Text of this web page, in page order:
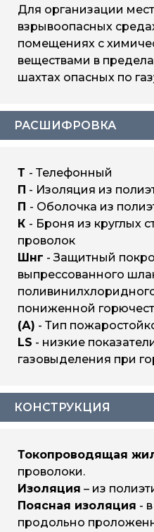
Для организации
взрывоопасных
помещениях с
веществами в
шахтах опасных по
РАСШИФРОВКА
Т - Телефонный
П - Изоляция из
П - Оболочка из
К - Броня из круглых
проволок
Шнг - Защитный
выпрессованного
пониженной
(А) - Тип
LS - низкие
газовыделения при
КОНСТРУКЦИЯ
Токопроводящая
проволоки.
Изоляция – из
Поясная изоляция -
продольно